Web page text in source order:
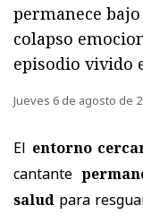
permanece
colapso
episodio vivido
Jueves 6 de agosto de
El entorno
cantante
salud para